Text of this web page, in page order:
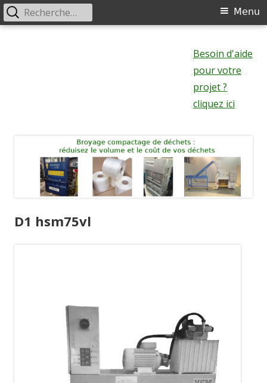
Besoin d'aide
pour votre
projet ?
cliquez ici
Menu
Menu
Rechercher :
D1 hsm75vl